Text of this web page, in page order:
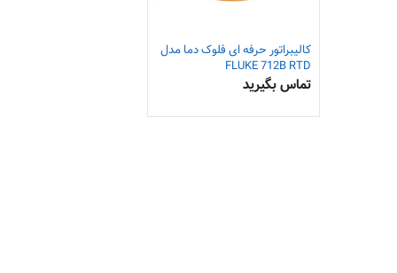
کالیبراتور حرفه ای فلوک دما مدل
FLUKE 712B RTD
تماس بگیرید